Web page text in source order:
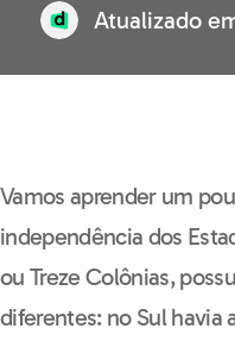
Atualizado
Vamos aprender um
independência dos
ou Treze Colônias,
diferentes: no Sul havia